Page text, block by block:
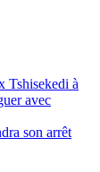
Tshisekedi à
avec
son arrêt